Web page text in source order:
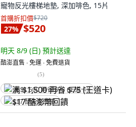
寵物反光樓梯地墊, 深加啡色, 15片
首購折扣價$720
27% $520
明天 8/9 (日) 預計送達
酷澎直售 ∙ 免運 ∙ 免費退貨
(5)
满 $1,500 再省 $75 (王道卡)
$17 酷澎幣回饋